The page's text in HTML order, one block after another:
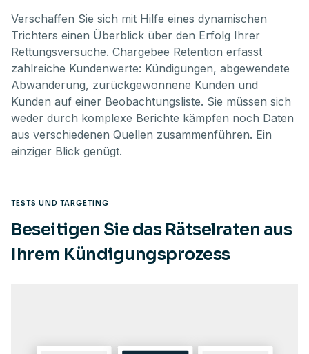
Verschaffen Sie sich mit Hilfe eines dynamischen
Trichters einen Überblick über den Erfolg Ihrer
Rettungsversuche. Chargebee Retention erfasst
zahlreiche Kundenwerte: Kündigungen, abgewendete
Abwanderung, zurückgewonnene Kunden und
Kunden auf einer Beobachtungsliste. Sie müssen sich
weder durch komplexe Berichte kämpfen noch Daten
aus verschiedenen Quellen zusammenführen. Ein
einziger Blick genügt.
TESTS UND TARGETING
Beseitigen Sie das Rätselraten aus
Ihrem Kündigungsprozess